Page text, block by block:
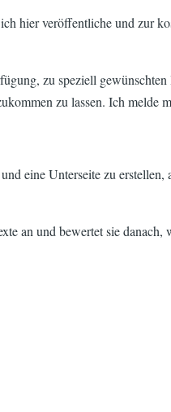
hier veröffentliche und zur
zu speziell
zu lassen. Ich melde
eine Unterseite zu erstellen,
an und bewertet sie danach,